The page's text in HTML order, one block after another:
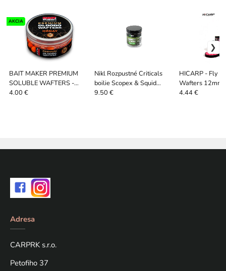
BAIT MAKER PREMIUM
SOLUBLE WAFTERS -
12mm 30G Divoký med
AKCIA
4.00 €
Nikl Rozpustné Criticals
boilie Scopex & Squid
250ml
9.50 €
HICARP - Fly
Wafters 12mm
4.44 €
Adresa
CARPRK s.r.o.
Petofiho 37